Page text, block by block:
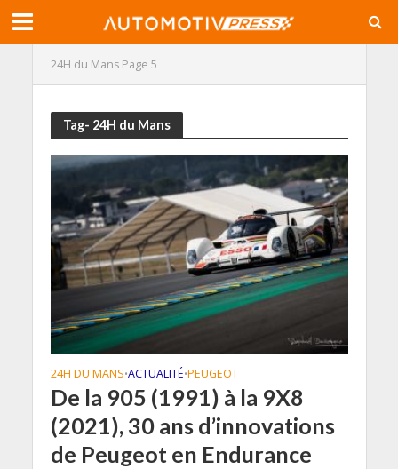
24H du Mans Page 5
Tag- 24H du Mans
24H DU MANS•ACTUALITÉ•PEUGEOT
De la 905 (1991) à la 9X8
(2021), 30 ans d’innovations
de Peugeot en Endurance